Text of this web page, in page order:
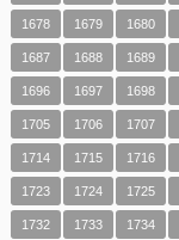
1678 1679 1680
1687 1688 1689
1696 1697 1698
1705 1706 1707
1714 1715 1716
1723 1724 1725
1732 1733 1734